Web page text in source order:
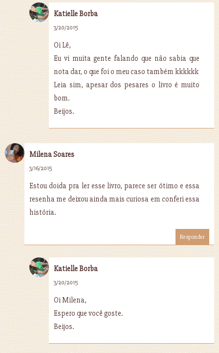
Katielle Borba
3/20/2015
Oi Lê,
Eu vi muita gente falando que não sabia que
nota dar, o que foi o meu caso também kkkkkk
Leia sim, apesar dos pesares o livro é muito
bom.
Beijos.
Milena Soares
3/16/2015
Estou doida pra ler esse livro, parece ser ótimo e essa
resenha me deixou ainda mais curiosa em conferi essa
história.
Responder
Katielle Borba
3/20/2015
Oi Milena,
Espero que você goste.
Beijos.